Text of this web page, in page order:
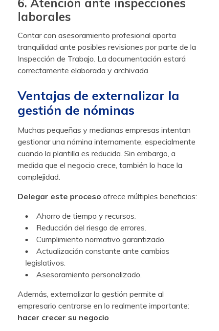
6. Atención ante inspecciones
laborales
Contar con asesoramiento profesional aporta
tranquilidad ante posibles revisiones por parte de la
Inspección de Trabajo. La documentación estará
correctamente elaborada y archivada.
Ventajas de externalizar la
gestión de nóminas
Muchas pequeñas y medianas empresas intentan
gestionar una nómina internamente, especialmente
cuando la plantilla es reducida. Sin embargo, a
medida que el negocio crece, también lo hace la
complejidad.
Delegar este proceso ofrece múltiples beneficios:
Ahorro de tiempo y recursos.
Reducción del riesgo de errores.
Cumplimiento normativo garantizado.
Actualización constante ante cambios
legislativos.
Asesoramiento personalizado.
Además, externalizar la gestión permite al
empresario centrarse en lo realmente importante:
hacer crecer su negocio.